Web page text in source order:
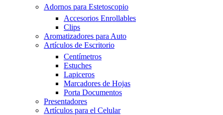
Adornos para Estetoscopio
Accesorios Enrollables
Clips
Aromatizadores para Auto
Artículos de Escritorio
Centímetros
Estuches
Lapiceros
Marcadores de Hojas
Porta Documentos
Presentadores
Artículos para el Celular